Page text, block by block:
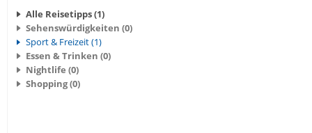
Alle Reisetipps (1)
Sehenswürdigkeiten (0)
Sport & Freizeit (1)
Essen & Trinken (0)
Nightlife (0)
Shopping (0)